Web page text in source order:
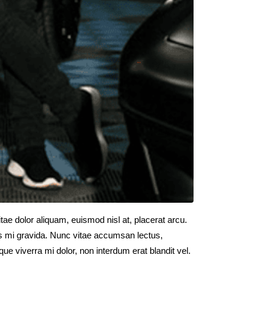
dolor aliquam, euismod nisl at, placerat arcu.
gravida. Nunc vitae accumsan lectus,
viverra mi dolor, non interdum erat blandit vel.